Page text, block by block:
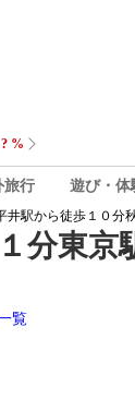
旅行 遊び・体
井駅から徒歩１０
分東
覧